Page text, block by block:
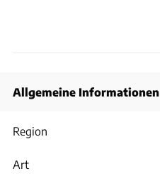
Allgemeine Informationen
Region
Art